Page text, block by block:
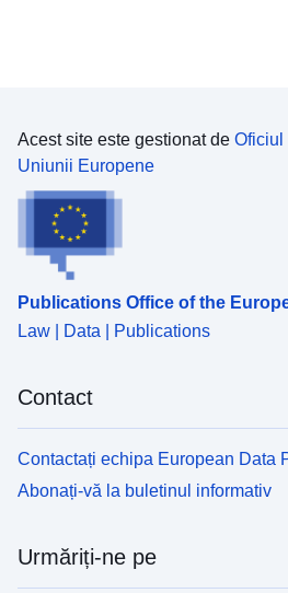
Acest site este gestionat de Oficiul
Uniunii Europene
Publications Office of the
Law | Data | Publications
Contact
Contactați echipa European Data
Abonați-vă la buletinul informativ
Urmăriți-ne pe